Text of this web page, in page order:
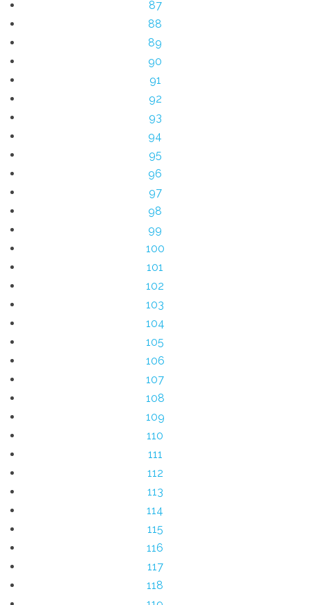
87
88
89
90
91
92
93
94
95
96
97
98
99
100
101
102
103
104
105
106
107
108
109
110
111
112
113
114
115
116
117
118